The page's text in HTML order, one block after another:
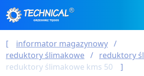
informator magazynowy
reduktory ślimakowe
reduktory
reduktory ślimakowe kms 50